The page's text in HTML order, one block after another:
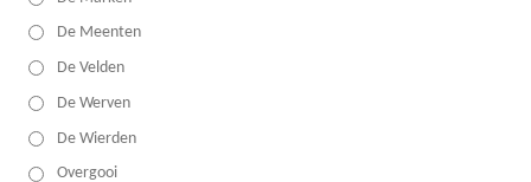
De Meenten
De Velden
De Werven
De Wierden
Overgooi